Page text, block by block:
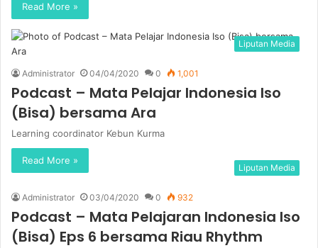
Read More »
Liputan Media
Administrator 04/04/2020 0 1,001
Podcast – Mata Pelajar Indonesia Iso
(Bisa) bersama Ara
Learning coordinator Kebun Kurma
Read More »
Liputan Media
Administrator 03/04/2020 0 932
Podcast – Mata Pelajaran Indonesia Iso
(Bisa) Eps 6 bersama Riau Rhythm